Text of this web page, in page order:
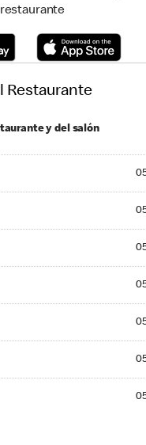
Restaurante
y del salón